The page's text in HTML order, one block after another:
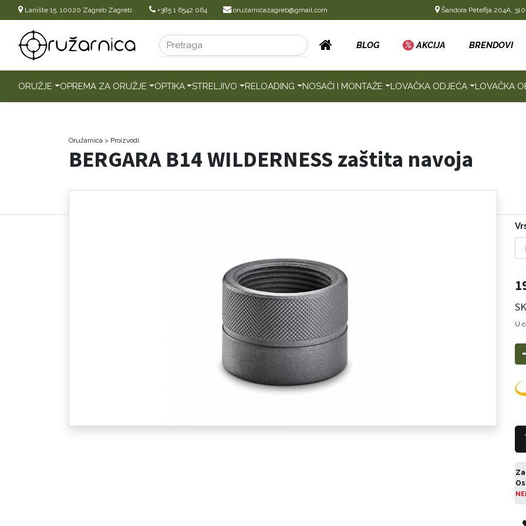
Lanište 15, 10020 Zagreb Zagreb: +385 1 6542 064 oruzarnicazagreb@gmail.com Šandora Petefija 204A,
BLOG % AKCIJA BRENDOVI
ORUŽJE OPREMA ZA ORUŽJE OPTIKA STRELJIVO RELOADING NOSAČI I MONTAŽE LOVAČKA ODJEĆA LOVAČKA
Oružarnica > Proizvodi
BERGARA B14 WILDERNESS zaštita navoja
U